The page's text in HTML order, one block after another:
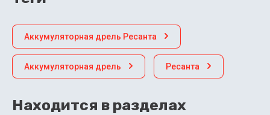
Аккумуляторная дрель Ресанта
Аккумуляторная дрель Ресанта
Находится в разделах